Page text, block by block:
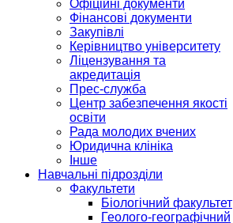
Офіційні документи
Фінансові документи
Закупівлі
Керівництво університету
Ліцензування та
акредитація
Прес-служба
Центр забезпечення якості
освіти
Рада молодих вчених
Юридична клініка
Інше
Навчальні підрозділи
Факультети
Біологічний факультет
Геолого-географічний